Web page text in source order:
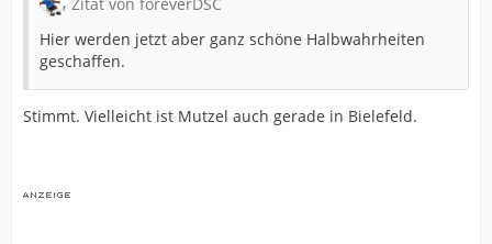
Hier werden jetzt aber ganz schöne Halbwahrheiten
geschaffen.
Stimmt. Vielleicht ist Mutzel auch gerade in Bielefeld.